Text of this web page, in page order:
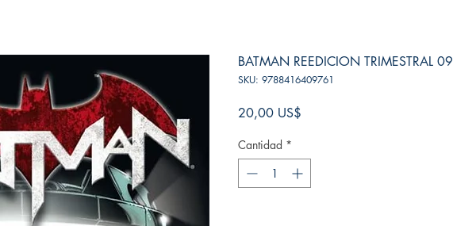
BATMAN REEDICION TRIMESTRAL 09
SKU: 9788416409761
20,00 US$
Cantidad *